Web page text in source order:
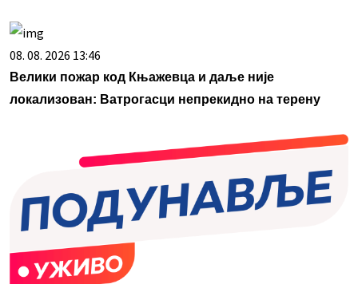
08. 08. 2026 13:46
Велики пожар код Књажевца и даље није
локализован: Ватрогасци непрекидно на терену